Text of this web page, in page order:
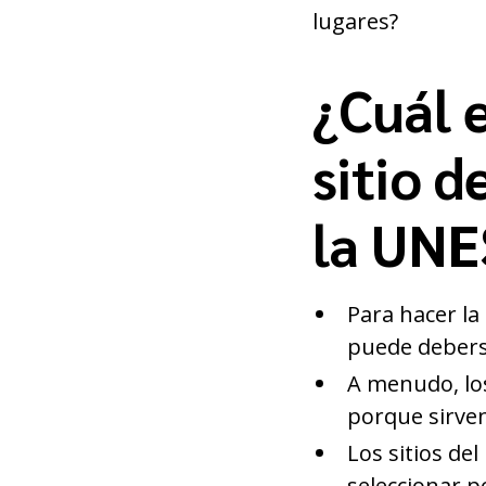
lugares?
¿Cuál
sitio
la
Para hacer
puede
A menudo,
porque
Los sitios